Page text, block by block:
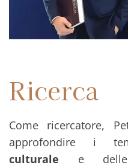
Ricerca
Come ricercatore,
approfondire i
culturale e